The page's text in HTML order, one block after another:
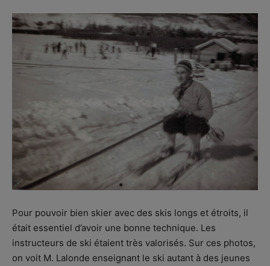
Pour pouvoir bien skier avec des skis longs et étroits, il
était essentiel d’avoir une bonne technique. Les
instructeurs de ski étaient très valorisés. Sur ces photos,
on voit M. Lalonde enseignant le ski autant à des jeunes